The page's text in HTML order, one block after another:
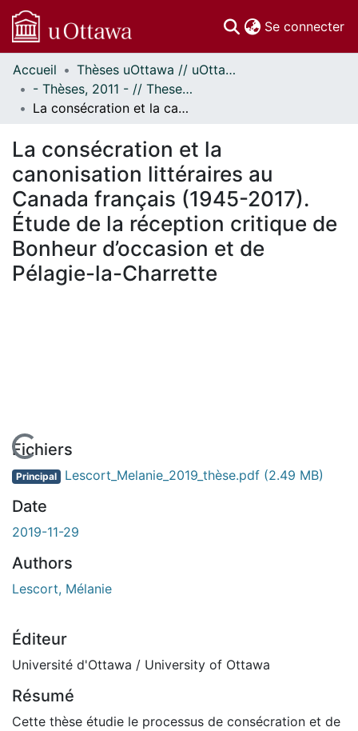
Se connecter
Communautés
et collections
Parcourir
À propos
Accueil
Thèses uOttawa // uOttawa Theses
- Thèses, 2011 - // Theses, 2011 -
La consécration et la canonisation littéraires au Canada français (1945-2017). Étude de la réception critique de Bonheur d’occasion et de Pélagie-la-Charrette
La consécration et la
canonisation littéraires au
Canada français (1945-2017).
Étude de la réception critique de
Bonheur d’occasion et de
Pélagie-la-Charrette
En cours de chargement...
Fichiers
Principal Lescort_Melanie_2019_thèse.pdf (2.49 MB)
Date
2019-11-29
Authors
Lescort, Mélanie
Éditeur
Université d'Ottawa / University of Ottawa
Résumé
Cette thèse étudie le processus de consécration et de